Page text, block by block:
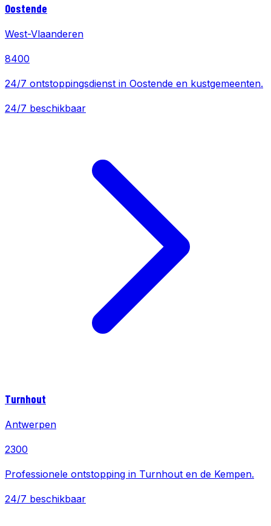
Oostende
West-Vlaanderen
8400
24/7 ontstoppingsdienst in Oostende en kustgemeenten.
24/7 beschikbaar
Turnhout
Antwerpen
2300
Professionele ontstopping in Turnhout en de Kempen.
24/7 beschikbaar